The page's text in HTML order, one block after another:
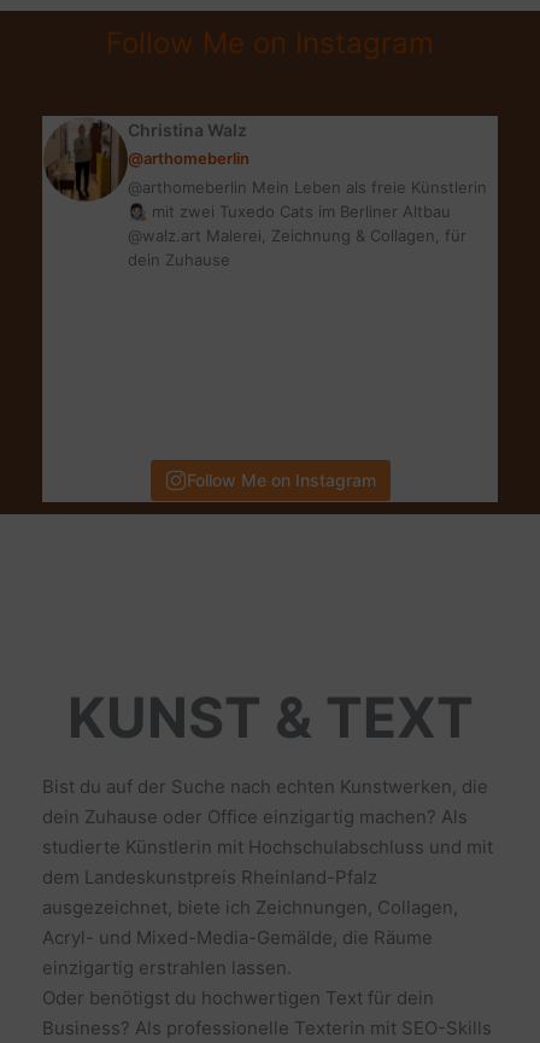
GEHÖRT
Follow Me on Instagram
Christina Walz
@arthomeberlin
@arthomeberlin Mein Leben als freie Künstlerin
👩🏻‍🎨 mit zwei Tuxedo Cats im Berliner Altbau
@walz.art Malerei, Zeichnung & Collagen, für
dein Zuhause
Follow Me on Instagram
KUNST & TEXT
Bist du auf der Suche nach echten Kunstwerken, die
dein Zuhause oder Office einzigartig machen? Als
studierte Künstlerin mit Hochschulabschluss und mit
dem Landeskunstpreis Rheinland-Pfalz
ausgezeichnet, biete ich Zeichnungen, Collagen,
Acryl- und Mixed-Media-Gemälde, die Räume
einzigartig erstrahlen lassen.
Oder benötigst du hochwertigen Text für dein
Business? Als professionelle Texterin mit SEO-Skills